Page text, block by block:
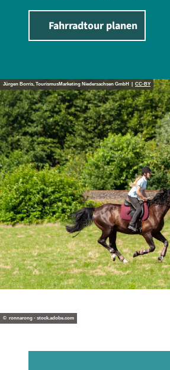
Fahrradtour planen
Jürgen Borris, TourismusMarketing Niedersachsen GmbH | CC-BY
© ronnarong - stock.adobe.com